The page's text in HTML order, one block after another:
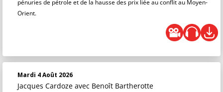
pénuries de pétrole et de la hausse des prix liée au conflit au Moyen-
Orient.
Mardi 4 Août 2026
Jacques Cardoze avec Benoît Bartherotte